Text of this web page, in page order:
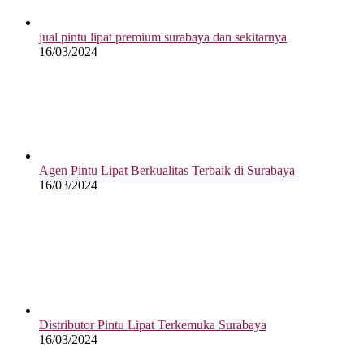
jual pintu lipat premium surabaya dan sekitarnya
16/03/2024
Agen Pintu Lipat Berkualitas Terbaik di Surabaya
16/03/2024
Distributor Pintu Lipat Terkemuka Surabaya
16/03/2024